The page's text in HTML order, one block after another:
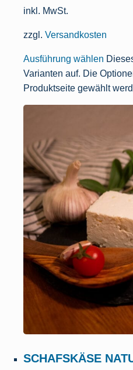
inkl. MwSt.
zzgl. Versandkosten
Ausführung wählen
Varianten auf. Die
Produktseite gewählt
SCHAFSKÄSE